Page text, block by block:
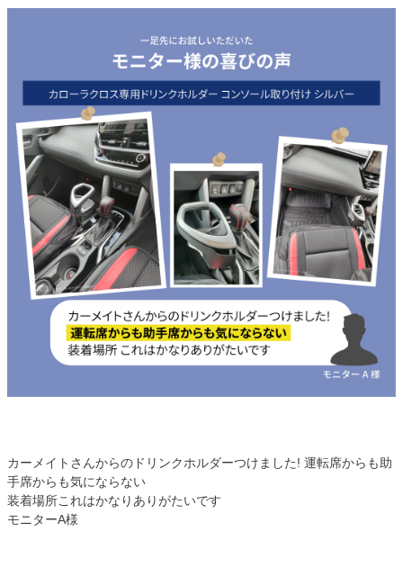
カーメイトさんからのドリンクホルダーつけました! 運転席からも助
手席からも気にならない
装着場所これはかなりありがたいです
モニターA様